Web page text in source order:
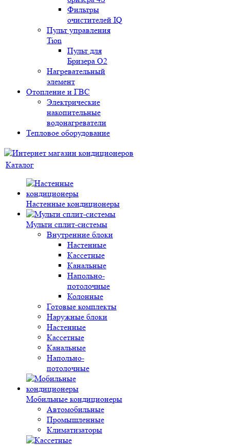
Фильтры
очистителей IQ
Пульт управления
Tion
Пульт для
Бризера O2
Нагревательный
элемент
Отопление и ГВС
Электрические
накопительные
водонагреватели
Тепловое оборудование
Каталог
Настенные кондиционеры
Мульти сплит-системы
Внутренние блоки
Настенные
Кассетные
Канальные
Напольно-
потолочные
Колонные
Готовые комплекты
Наружные блоки
Настенные
Кассетные
Канальные
Напольно-
потолочные
Мобильные кондиционеры
Автомобильные
Промышленные
Климатизаторы